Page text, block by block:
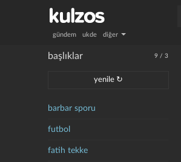
gündem ukde diğer
9 /3
başlıklar
yenile ↻
barbar sporu
futbol
fatih tekke